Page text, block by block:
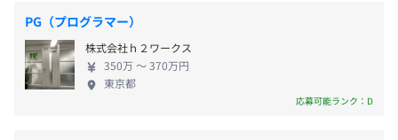
ざっくばらんに話し、柔軟にすぐ取り掛かれます。
了後、翌日の出社までの間に一定時間以上の休息時間を設
ける「勤務インターバル制度」あり
※現場等で例外もありますが、ほぼカレンダー通りの休日
休暇です。ご家族や友人とプライベートの予定を合わせや
までプランニングから施工まで豊富な経験とアイデ
アでプロデュースします。 ◼︎ポップアップ イベント
や短期間の出店など、当社ならではの空間演出を可
能にします。 ◼︎レンタルサービス 環境、売り場、経
営に優しいレンタルサービス。全国47カ所の営業、6
PG（プログラマー）
株式会社ｈ２ワークス
350万 〜 370万円
東京都
応募可能ランク：D